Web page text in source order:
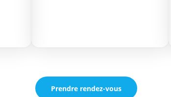
Prendre rendez-vous